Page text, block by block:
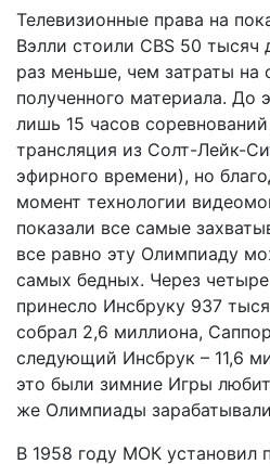
Телевизионные права на
Вэлли стоили CBS 50 тысяч
раз меньше, чем затраты на
полученного материала. До
лишь 15 часов
трансляция из Солт-Лейк-
эфирного времени), но
момент технологии
показали все самые
все равно эту Олимпиаду
самых бедных. Через
принесло Инсбруку 937
собрал 2,6 миллиона,
следующий Инсбрук – 11,6
это были зимние Игры
же Олимпиады
В 1958 году МОК установил